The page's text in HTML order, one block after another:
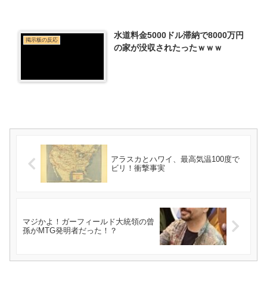
掲示板の反応
水道料金5000ドル滞納で8000万円
の家が没収されたったｗｗｗ
アラスカとハワイ、最高気温100度で
ビリ！衝撃事実
マジかよ！ガーフィールド大統領の曾
孫がMTG発明者だった！？